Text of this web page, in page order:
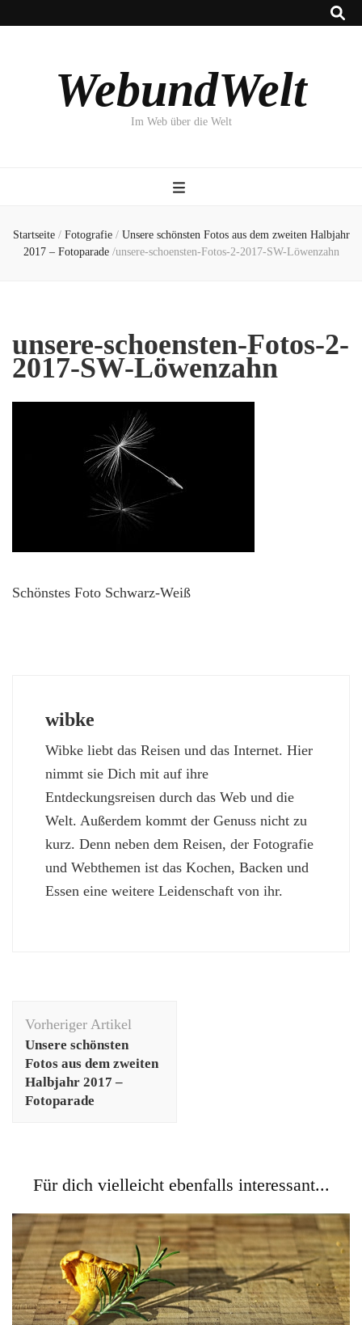
WebundWelt
Im Web über die Welt
Startseite / Fotografie / Unsere schönsten Fotos aus dem zweiten Halbjahr
2017 – Fotoparade /unsere-schoensten-Fotos-2-2017-SW-Löwenzahn
unsere-schoensten-Fotos-2-
2017-SW-Löwenzahn
Schönstes Foto Schwarz-Weiß
wibke
Wibke liebt das Reisen und das Internet. Hier
nimmt sie Dich mit auf ihre
Entdeckungsreisen durch das Web und die
Welt. Außerdem kommt der Genuss nicht zu
kurz. Denn neben dem Reisen, der Fotografie
und Webthemen ist das Kochen, Backen und
Essen eine weitere Leidenschaft von ihr.
Vorheriger Artikel
Unsere schönsten
Fotos aus dem zweiten
Halbjahr 2017 –
Fotoparade
Für dich vielleicht ebenfalls interessant...